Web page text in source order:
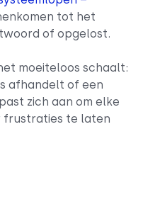
tot het
of opgelost.
moeiteloos schaalt:
afhandelt of een
zich aan om elke
frustraties te laten